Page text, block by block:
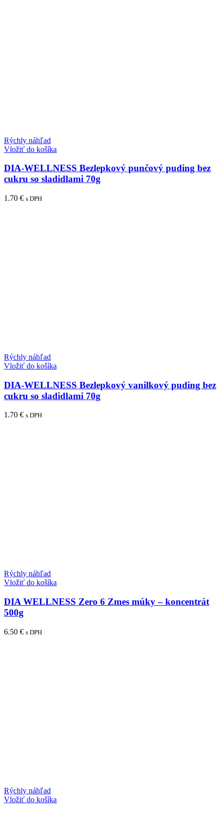
Rýchly náhľad
Vložiť do košíka
DIA-WELLNESS Bezlepkový punčový puding bez
cukru so sladidlami 70g
1.70 € s DPH
Rýchly náhľad
Vložiť do košíka
DIA-WELLNESS Bezlepkový vanilkový puding bez
cukru so sladidlami 70g
1.70 € s DPH
Rýchly náhľad
Vložiť do košíka
DIA WELLNESS Zero 6 Zmes múky – koncentrát
500g
6.50 € s DPH
Rýchly náhľad
Vložiť do košíka